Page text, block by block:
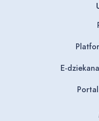
E-